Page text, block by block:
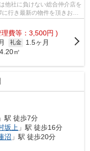
他社に負けない総合仲介店を
行き最新の物件を頂きお客
理費等：3,500円 )
礼金
1.5ヶ月
㎡
」駅 徒歩7分
坂上 」駅 徒歩16分
沼 」駅 徒歩20分